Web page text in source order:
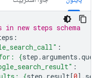
new steps schema
:
:
{step .arguments .
: